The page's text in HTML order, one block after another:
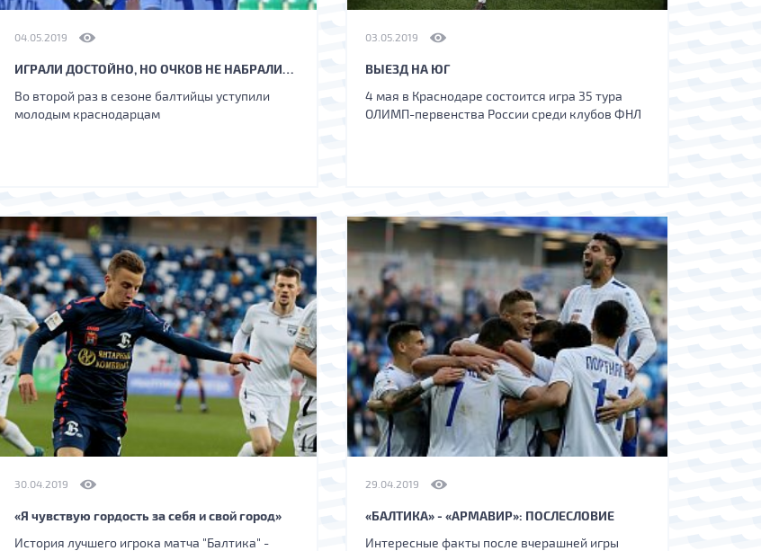
04.05.2019
ИГРАЛИ ДОСТОЙНО, НО ОЧКОВ НЕ НАБРАЛИ…
Во второй раз в сезоне балтийцы уступили
молодым краснодарцам
03.05.2019
ВЫЕЗД НА ЮГ
​​​​​​​4 мая в Краснодаре состоится игра 35 тура
ОЛИМП-первенства России среди клубов ФНЛ
30.04.2019
«Я чувствую гордость за себя и свой город»
История лучшего игрока матча "Балтика" -
29.04.2019
«БАЛТИКА» - «АРМАВИР»: ПОСЛЕСЛОВИЕ
Интересные факты после вчерашней игры